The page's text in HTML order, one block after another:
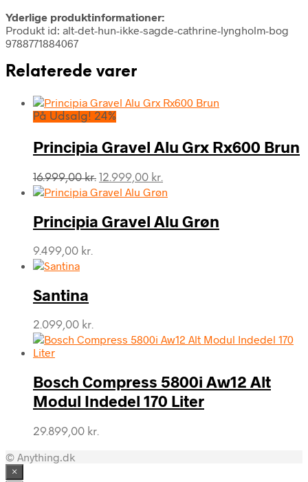
Yderlige produktinformationer:
Produkt id: alt-det-hun-ikke-sagde-cathrine-lyngholm-bog
9788771884067
Relaterede varer
På Udsalg! 24%
Principia Gravel Alu Grx Rx600 Brun
16.999,00kr. Den
oprindelige
var:
16.999,00 kr..
12.999,00 kr.
aktuelle
er:
12.999,00 kr..
Principia Gravel Alu Grøn
9.499,00 kr.
Santina
2.099,00 kr.
Bosch Compress 5800i Aw12 Alt
Modul Indedel 170 Liter
29.899,00 kr.
© Anything.dk
×